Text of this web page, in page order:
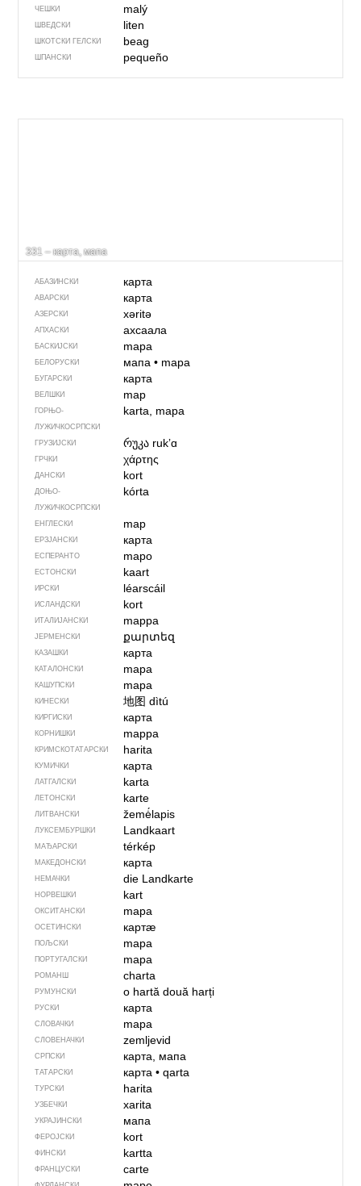
ЧЕШКИ malý
ШВЕДСКИ liten
ШКОТСКИ ГЕЛСКИ beag
ШПАНСКИ pequeño
331 – карта, мапа
АБАЗИНСКИ карта
АВАРСКИ карта
АЗЕРСКИ xəritə
АПХАСКИ ахсаала
БАСКИЈСКИ mapa
БЕЛОРУСКИ мапа• mapa
БУГАРСКИ карта
ВЕЛШКИ map
ГОРЊО­
ЛУЖИЧКОСРПСКИ
karta, mapa
ГРУЗИЈСКИ რუკა rukʼɑ
ГРЧКИ χάρτης
ДАНСКИ kort
ДОЊО­
ЛУЖИЧКОСРПСКИ
kórta
ЕНГЛЕСКИ map
ЕРЗЈАНСКИ карта
ЕСПЕРАНТО mapo
ЕСТОНСКИ kaart
ИРСКИ léarscáil
ИСЛАНДСКИ kort
ИТАЛИЈАНСКИ mappa
ЈЕРМЕНСКИ քարտեզ
КАЗАШКИ карта
КАТАЛОНСКИ mapa
КАШУПСКИ mapa
КИНЕСКИ 地图dìtú
КИРГИСКИ карта
КОРНИШКИ mappa
КРИМСКОТАТАРСКИ harita
КУМИЧКИ карта
ЛАТГАЛСКИ karta
ЛЕТОНСКИ karte
ЛИТВАНСКИ žemė́lapis
ЛУКСЕМБУРШКИ Landkaart
МАЂАРСКИ térkép
МАКЕДОНСКИ карта
НЕМАЧКИ die Landkarte
НОРВЕШКИ kart
ОКСИТАНСКИ mapa
ОСЕТИНСКИ картӕ
ПОЉСКИ mapa
ПОРТУГАЛСКИ mapa
РОМАНШ charta
РУМУНСКИ o hartădouă harți
РУСКИ карта
СЛОВАЧКИ mapa
СЛОВЕНАЧКИ zemljevid
СРПСКИ карта, мапа
ТАТАРСКИ карта• qarta
ТУРСКИ harita
УЗБЕЧКИ xarita
УКРАЈИНСКИ мапа
ФЕРОЈСКИ kort
ФИНСКИ kartta
ФРАНЦУСКИ carte